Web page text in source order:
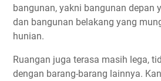
bangunan, yakni bangunan depan
dan bangunan belakang yang
hunian.
Ruangan juga terasa masih lega,
dengan barang-barang lainnya.